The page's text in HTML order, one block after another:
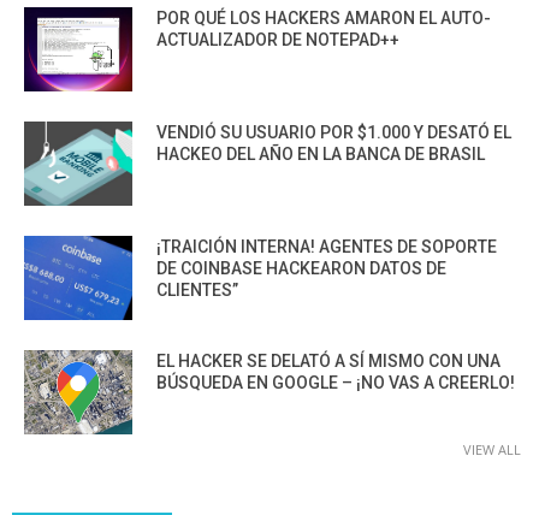
POR QUÉ LOS HACKERS AMARON EL AUTO-
ACTUALIZADOR DE NOTEPAD++
VENDIÓ SU USUARIO POR $1.000 Y DESATÓ EL
HACKEO DEL AÑO EN LA BANCA DE BRASIL
¡TRAICIÓN INTERNA! AGENTES DE SOPORTE
DE COINBASE HACKEARON DATOS DE
CLIENTES”
EL HACKER SE DELATÓ A SÍ MISMO CON UNA
BÚSQUEDA EN GOOGLE – ¡NO VAS A CREERLO!
VIEW ALL